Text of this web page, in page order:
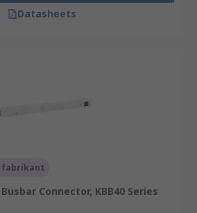
Datasheets
fabrikant
Connector, KBB40 Series